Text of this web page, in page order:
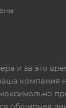
и за это
компания